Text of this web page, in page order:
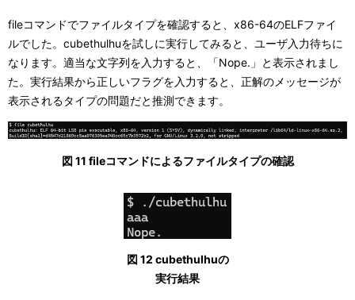
fileコマンドでファイルタイプを確認すると、x86-64のELFファイ
ルでした。cubethulhuを試しに実行してみると、ユーザ入力待ちに
なります。適当な文字列を入力すると、「Nope.」と表示されまし
た。実行結果から正しいフラグを入力すると、正解のメッセージが
表示されるタイプの問題だと推測できます。
図 11 fileコマンドによるファイルタイプの確認
図 12 cubethulhuの
実行結果